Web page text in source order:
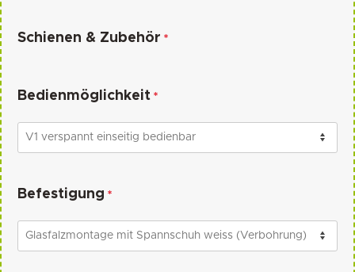
Schienen & Zubehör *
Bedienmöglichkeit *
Befestigung *